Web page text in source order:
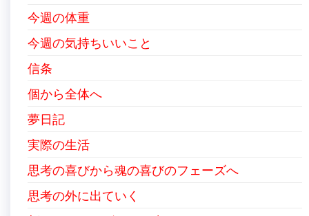
今週の体重
今週の気持ちいいこと
信条
個から全体へ
夢日記
実際の生活
思考の喜びから魂の喜びのフェーズへ
思考の外に出ていく